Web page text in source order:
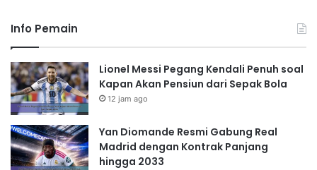
Info Pemain
Lionel Messi Pegang Kendali Penuh soal
Kapan Akan Pensiun dari Sepak Bola
12 jam ago
Yan Diomande Resmi Gabung Real
Madrid dengan Kontrak Panjang
hingga 2033